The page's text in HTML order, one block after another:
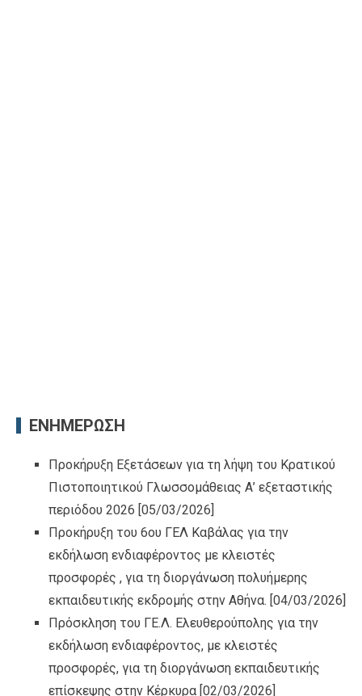
ΕΝΗΜΕΡΩΣΗ
Προκήρυξη Εξετάσεων για τη λήψη του Κρατικού
Πιστοποιητικού Γλωσσομάθειας Α’ εξεταστικής
περιόδου 2026 [05/03/2026]
Προκήρυξη του 6ου ΓΕΛ Καβάλας για την
εκδήλωση ενδιαφέροντος με κλειστές
προσφορές , για τη διοργάνωση πολυήμερης
εκπαιδευτικής εκδρομής στην Αθήνα. [04/03/2026]
Πρόσκληση του ΓΕ.Λ. Ελευθερούπολης για την
εκδήλωση ενδιαφέροντος, με κλειστές
προσφορές, για τη διοργάνωση εκπαιδευτικής
επίσκεψης στην Κέρκυρα [02/03/2026]